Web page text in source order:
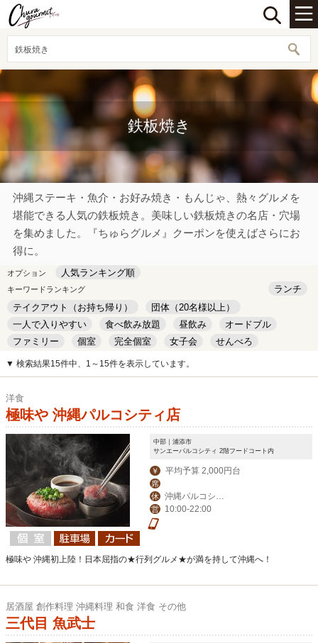
鉄板焼き
鉄板焼き
沖縄ステーキ・魚介・お好み焼き・もんじゃ、熱々グルメを
堪能できる人気の鉄板焼き。美味しい鉄板焼きの名店・穴場
を集めました。『ちゅらグルメ』クーポンを使えばさらにお
得に。
オプション 人気ランキング順
キーワードランキング
ランチ
テイクアウト（お持ち帰り）
団体（20名様以上）
一人で入りやすい
食べ飲み放題 昼飲み
オードブル
ファミリー
個室 完全個室 女子会
せんべろ
キッズルーム
安い デート
▼ 検索結果15件中、1～15件を表示しています。
洋食
極味や 沖縄パルコシティ店
中部｜浦添市
サンエーパルコシティ 2階フードコート内
￥ 平均予算 2,000円台
席
休
沖縄パルコシテ
ィの店休日に準ずる
営 10:00-22:00
極味や 沖縄初上陸！日本屈指の★行列グルメ★が満を持して沖縄へ！
居酒屋 創作料理 沖縄料理 和食 洋食 その他
三代目 魚武士